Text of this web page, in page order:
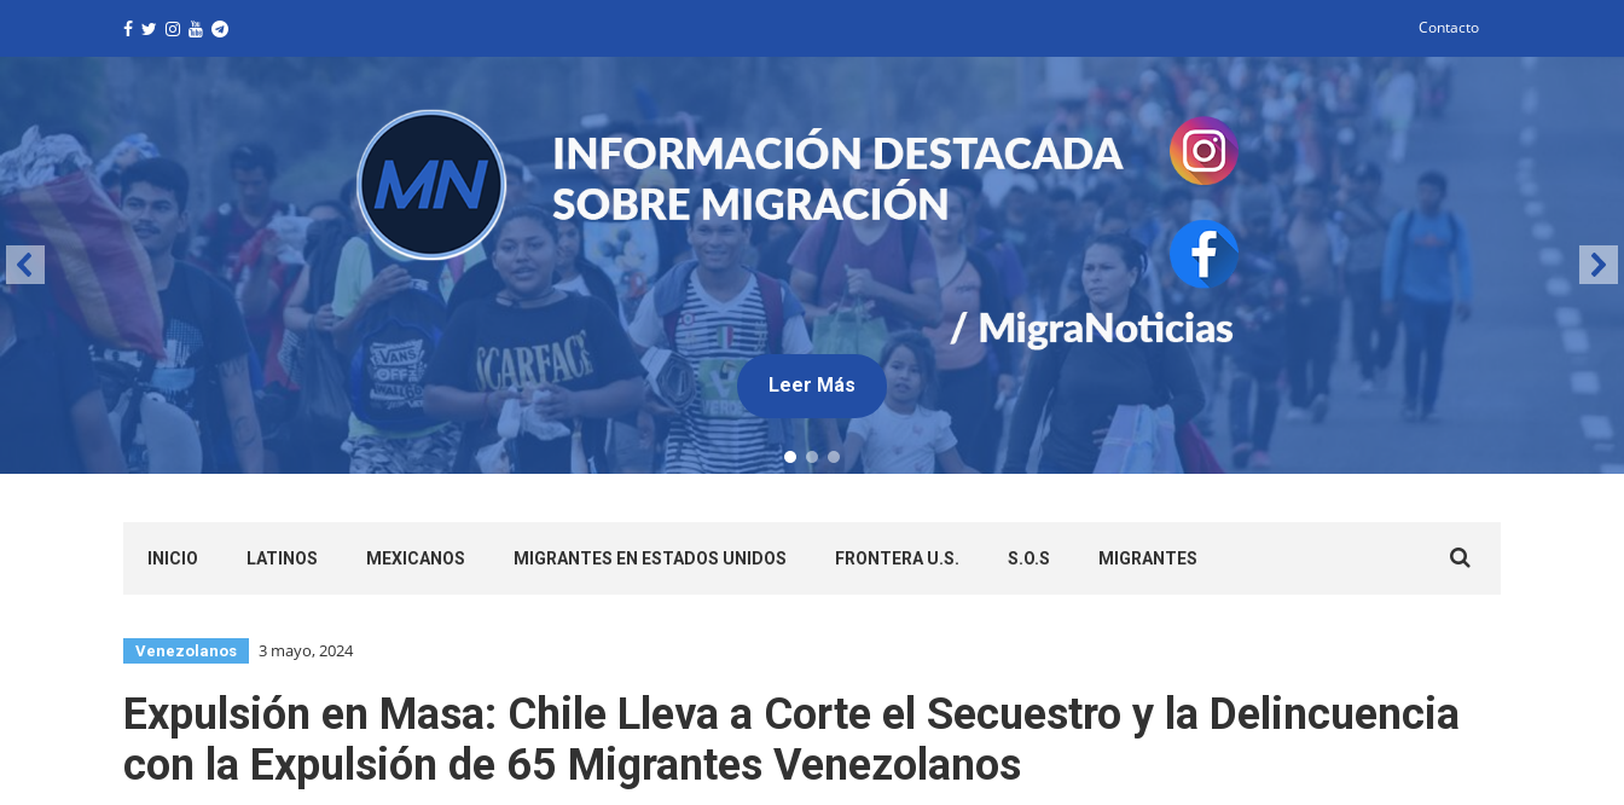
Contacto
Leer Más
INICIO LATINOS MEXICANOS MIGRANTES EN ESTADOS UNIDOS FRONTERA U.S. S.O.S MIGRANTES
for:
Venezolanos 3 mayo, 2024
Expulsión en Masa: Chile Lleva a Corte el Secuestro y la Delincuencia
con la Expulsión de 65 Migrantes Venezolanos